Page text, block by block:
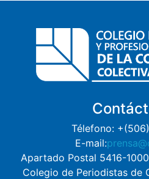
Télefono:
E-mail:
Apartado Postal 5416-
Colegio de Periodistas de